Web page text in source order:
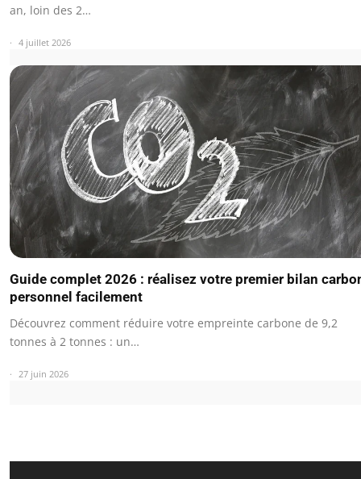
an, loin des 2…
4 juillet 2026
Guide complet 2026 : réalisez votre premier bilan
personnel facilement
Découvrez comment réduire votre empreinte carbone de 9,2
tonnes à 2 tonnes : un…
27 juin 2026